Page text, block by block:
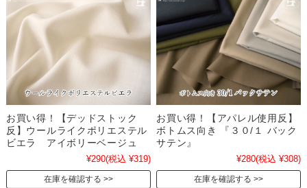
お買い得！【デッドストック
反】ウールライクポリエステル
ビエラ アイボリーベージュ
¥290(税込 ¥319)
在庫を確認する
お買い得！【アパレル使用反】
ボトムス向き 『３０/１ バック
サテン』
¥280(税込 ¥308)
在庫を確認する